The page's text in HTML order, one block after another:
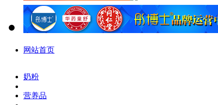
网站首页
奶粉
营养品